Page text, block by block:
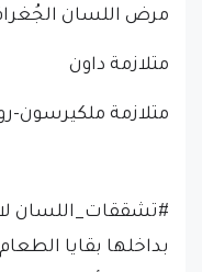
مرض اللسان
متلازمة داون
متلازمة ملكيرسون-
#تشققات_اللسان لا
بداخلها بقايا